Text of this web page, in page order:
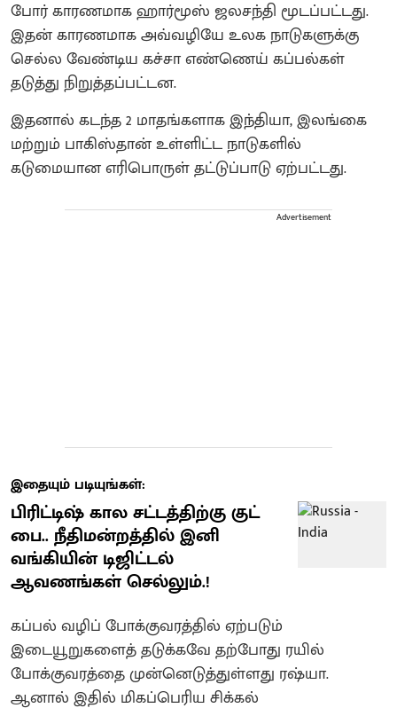
போர் காரணமாக ஹார்மூஸ் ஜலசந்தி மூடப்பட்டது.
இதன் காரணமாக அவ்வழியே உலக நாடுகளுக்கு
செல்ல வேண்டிய கச்சா எண்ணெய் கப்பல்கள்
தடுத்து நிறுத்தப்பட்டன.
இதனால் கடந்த 2 மாதங்களாக இந்தியா, இலங்கை
மற்றும் பாகிஸ்தான் உள்ளிட்ட நாடுகளில்
கடுமையான எரிபொருள் தட்டுப்பாடு ஏற்பட்டது.
Advertisement
இதையும் படியுங்கள்:
பிரிட்டிஷ் கால சட்டத்திற்கு குட்
பை.. நீதிமன்றத்தில் இனி
வங்கியின் டிஜிட்டல்
ஆவணங்கள் செல்லும்.!
கப்பல் வழிப் போக்குவரத்தில் ஏற்படும்
இடையூறுகளைத் தடுக்கவே தற்போது ரயில்
போக்குவரத்தை முன்னெடுத்துள்ளது ரஷ்யா.
ஆனால் இதில் மிகப்பெரிய சிக்கல்